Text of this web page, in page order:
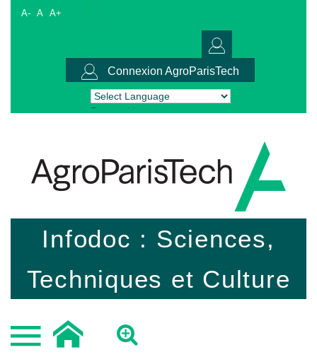
A- A A+
Connexion AgroParisTech
Powered by Translate
Infodoc : Sciences,
Techniques et Culture